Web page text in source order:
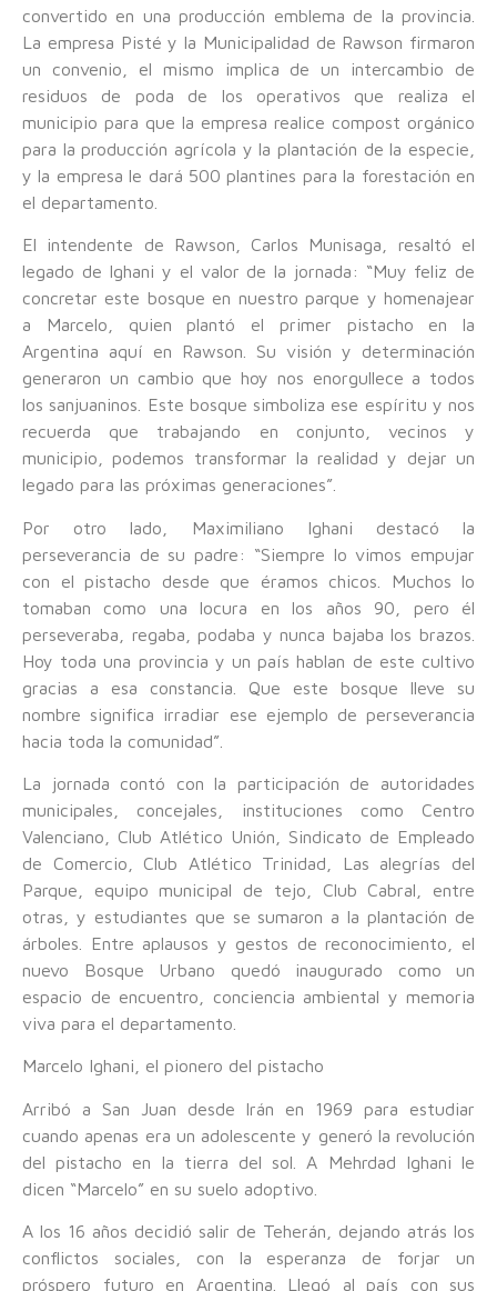
convertido en una producción emblema de la provincia.
La empresa Pisté y la Municipalidad de Rawson firmaron
un convenio, el mismo implica de un intercambio de
residuos de poda de los operativos que realiza el
municipio para que la empresa realice compost orgánico
para la producción agrícola y la plantación de la especie,
y la empresa le dará 500 plantines para la forestación en
el departamento.
El intendente de Rawson, Carlos Munisaga, resaltó el
legado de Ighani y el valor de la jornada: “Muy feliz de
concretar este bosque en nuestro parque y homenajear
a Marcelo, quien plantó el primer pistacho en la
Argentina aquí en Rawson. Su visión y determinación
generaron un cambio que hoy nos enorgullece a todos
los sanjuaninos. Este bosque simboliza ese espíritu y nos
recuerda que trabajando en conjunto, vecinos y
municipio, podemos transformar la realidad y dejar un
legado para las próximas generaciones”.
Por otro lado, Maximiliano Ighani destacó la
perseverancia de su padre: “Siempre lo vimos empujar
con el pistacho desde que éramos chicos. Muchos lo
tomaban como una locura en los años 90, pero él
perseveraba, regaba, podaba y nunca bajaba los brazos.
Hoy toda una provincia y un país hablan de este cultivo
gracias a esa constancia. Que este bosque lleve su
nombre significa irradiar ese ejemplo de perseverancia
hacia toda la comunidad”.
La jornada contó con la participación de autoridades
municipales, concejales, instituciones como Centro
Valenciano, Club Atlético Unión, Sindicato de Empleado
de Comercio, Club Atlético Trinidad, Las alegrías del
Parque, equipo municipal de tejo, Club Cabral, entre
otras, y estudiantes que se sumaron a la plantación de
árboles. Entre aplausos y gestos de reconocimiento, el
nuevo Bosque Urbano quedó inaugurado como un
espacio de encuentro, conciencia ambiental y memoria
viva para el departamento.
Marcelo Ighani, el pionero del pistacho
Arribó a San Juan desde Irán en 1969 para estudiar
cuando apenas era un adolescente y generó la revolución
del pistacho en la tierra del sol. A Mehrdad Ighani le
dicen “Marcelo” en su suelo adoptivo.
A los 16 años decidió salir de Teherán, dejando atrás los
conflictos sociales, con la esperanza de forjar un
próspero futuro en Argentina. Llegó al país con sus